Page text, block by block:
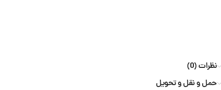
نظرات (0)
حمل و نقل و تحویل